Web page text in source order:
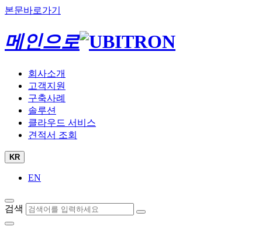
본문바로가기
메인으로
회사소개
고객지원
구축사례
솔루션
클라우드 서비스
견적서 조회
KR
EN
검색